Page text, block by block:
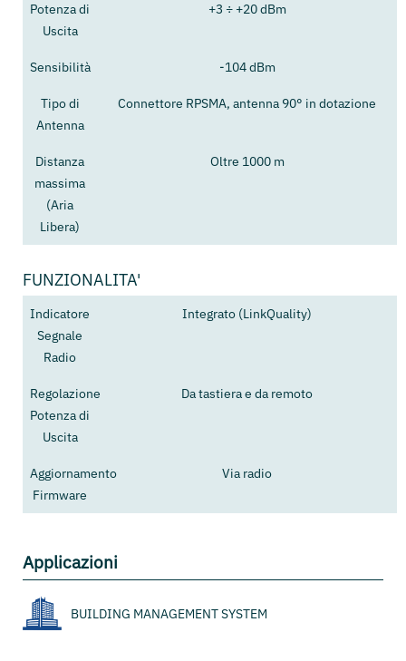
Potenza di
Uscita
+3 ÷ +20 dBm
Sensibilità -104 dBm
Tipo di
Antenna
Connettore RPSMA, antenna 90° in dotazione
Distanza
massima
(Aria
Libera)
Oltre 1000 m
FUNZIONALITA'
Indicatore
Segnale
Radio
Integrato (LinkQuality)
Regolazione
Potenza di
Uscita
Da tastiera e da remoto
Aggiornamento
Firmware
Via radio
Applicazioni
BUILDING MANAGEMENT SYSTEM